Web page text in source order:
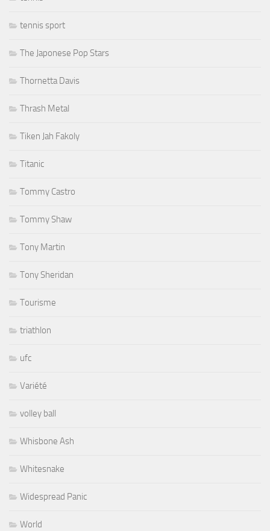
tennis sport
The Japonese Pop Stars
Thornetta Davis
Thrash Metal
Tiken Jah Fakoly
Titanic
Tommy Castro
Tommy Shaw
Tony Martin
Tony Sheridan
Tourisme
triathlon
ufc
Variété
volley ball
Whisbone Ash
Whitesnake
Widespread Panic
World